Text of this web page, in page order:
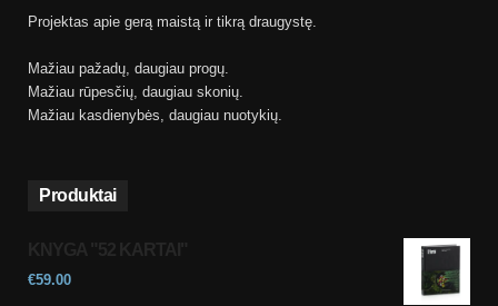
Projektas apie gerą maistą ir tikrą draugystę.
Mažiau pažadų, daugiau progų.
Mažiau rūpesčių, daugiau skonių.
Mažiau kasdienybės, daugiau nuotykių.
Produktai
€59.00